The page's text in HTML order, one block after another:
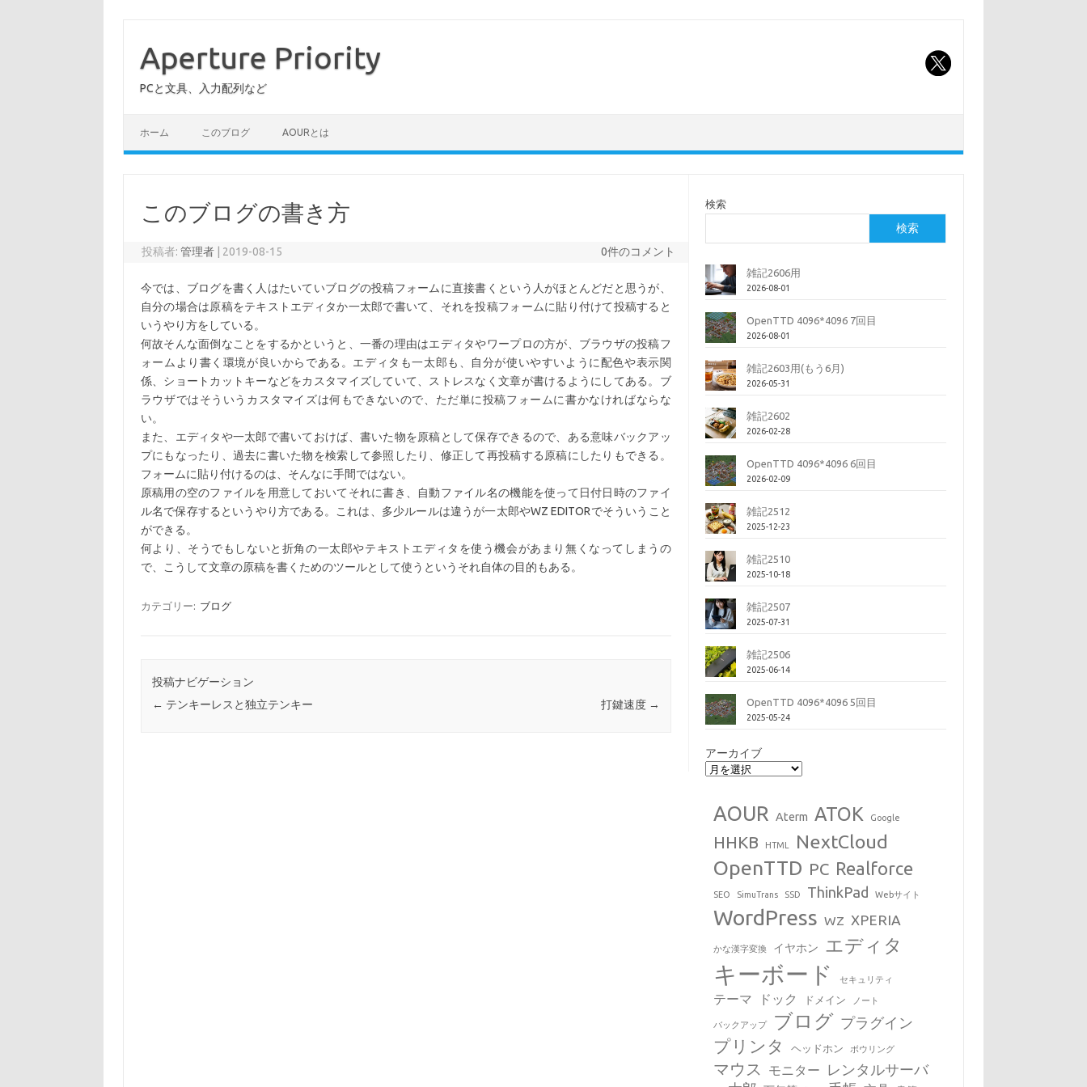
Aperture Priority
PCと文具、入力配列など
ホーム このブログ AOURとは
このブログの書き方
投稿者:管理者 2019-08-15 0件のコメント
今では、ブログを書く人はたいていブログの投稿フォームに直接書くという人がほとんどだと思うが、
自分の場合は原稿をテキストエディタか一太郎で書いて、それを投稿フォームに貼り付けて投稿すると
いうやり方をしている。
何故そんな面倒なことをするかというと、一番の理由はエディタやワープロの方が、ブラウザの投稿フ
ォームより書く環境が良いからである。エディタも一太郎も、自分が使いやすいように配色や表示関
係、ショートカットキーなどをカスタマイズしていて、ストレスなく文章が書けるようにしてある。ブ
ラウザではそういうカスタマイズは何もできないので、ただ単に投稿フォームに書かなければならな
い。
また、エディタや一太郎で書いておけば、書いた物を原稿として保存できるので、ある意味バックアッ
プにもなったり、過去に書いた物を検索して参照したり、修正して再投稿する原稿にしたりもできる。
フォームに貼り付けるのは、そんなに手間ではない。
原稿用の空のファイルを用意しておいてそれに書き、自動ファイル名の機能を使って日付日時のファイ
ル名で保存するというやり方である。これは、多少ルールは違うが一太郎やWZ EDITORでそういうこと
ができる。
何より、そうでもしないと折角の一太郎やテキストエディタを使う機会があまり無くなってしまうの
で、こうして文章の原稿を書くためのツールとして使うというそれ自体の目的もある。
カテゴリー: ブログ
投稿ナビゲーション
← テンキーレスと独立テンキー 打鍵速度 →
検索
検索
雑記2606用
2026-08-01
OpenTTD 4096*4096 7回目
2026-08-01
雑記2603用(もう6月)
2026-05-31
雑記2602
2026-02-28
OpenTTD 4096*4096 6回目
2026-02-09
雑記2512
2025-12-23
雑記2510
2025-10-18
雑記2507
2025-07-31
雑記2506
2025-06-14
OpenTTD 4096*4096 5回目
2025-05-24
アーカイブ
AOUR Aterm ATOK Google
HHKB HTML NextCloud
OpenTTD PC Realforce
SEO SimuTrans SSD ThinkPad Webサイト
WordPress WZ XPERIA
かな漢字変換 イヤホン エディタ
キーボード セキュリティ
テーマ ドック ドメイン ノート
バックアップ ブログ プラグイン
プリンタ ヘッドホン ボウリング
マウス モニター
レンタルサーバ